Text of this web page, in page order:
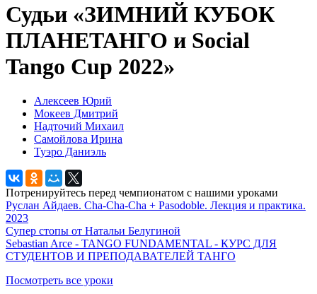
Судьи «ЗИМНИЙ КУБОК
ПЛАНЕТАНГО и Social
Tango Cup 2022»
Алексеев Юрий
Мокеев Дмитрий
Надточий Михаил
Самойлова Ирина
Туэро Даниэль
Потренируйтесь перед чемпионатом с нашими уроками
Руслан Айдаев. Cha-Cha-Cha + Pasodoble. Лекция и практика.
2023
Супер стопы от Натальи Белугиной
Sebastian Arce - TANGO FUNDAMENTAL - КУРС ДЛЯ
СТУДЕНТОВ И ПРЕПОДАВАТЕЛЕЙ ТАНГО
Посмотреть все уроки